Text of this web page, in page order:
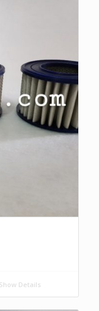
Show Details